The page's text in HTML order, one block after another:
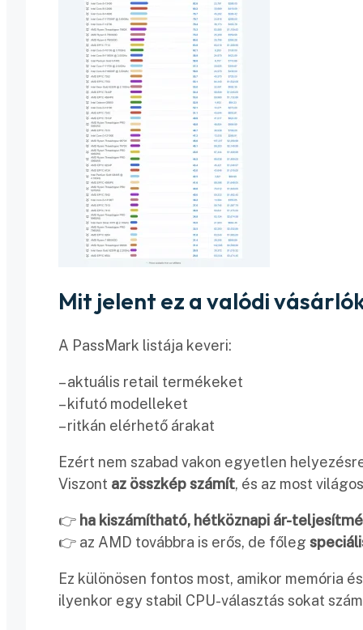
Mit jelent ez a valódi
A PassMark listája keveri:
– aktuális retail termékeket
– kifutó modelleket
– ritkán elérhető árakat
Ezért nem szabad vakon egyetlen
Viszont az összkép számít, és az most
👉 ha kiszámítható, hétköznapi ár-
👉 az AMD továbbra is erős, de főleg
Ez különösen fontos most, amikor memória
ilyenkor egy stabil CPU-választás sokat